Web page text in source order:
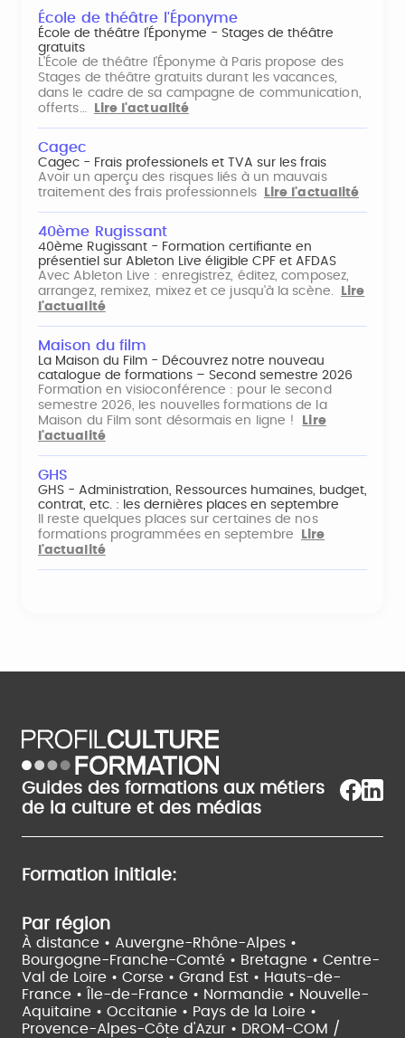
École de théâtre l'Éponyme
École de théâtre l'Éponyme - Stages de théâtre
gratuits
L'École de théâtre l'Éponyme à Paris propose des
Stages de théâtre gratuits durant les vacances,
dans le cadre de sa campagne de communication,
offerts…
Lire l'actualité
Cagec
Cagec - Frais professionels et TVA sur les frais
Avoir un aperçu des risques liés à un mauvais
traitement des frais professionnels
Lire l'actualité
40ème Rugissant
40ème Rugissant - Formation certifiante en
présentiel sur Ableton Live éligible CPF et AFDAS
Avec Ableton Live : enregistrez, éditez, composez,
arrangez, remixez, mixez et ce jusqu'à la scène.
Lire
l'actualité
Maison du film
La Maison du Film - Découvrez notre nouveau
catalogue de formations – Second semestre 2026
Formation en visioconférence : pour le second
semestre 2026, les nouvelles formations de la
Maison du Film sont désormais en ligne !
Lire
l'actualité
GHS
GHS - Administration, Ressources humaines, budget,
contrat, etc. : les dernières places en septembre
Il reste quelques places sur certaines de nos
formations programmées en septembre
Lire
l'actualité
Guides des formations aux métiers
de la culture et des médias
Formation initiale:
Par région
À distance • Auvergne-Rhône-Alpes •
Bourgogne-Franche-Comté • Bretagne • Centre-
Val de Loire • Corse • Grand Est • Hauts-de-
France •
Île-de-France • Normandie • Nouvelle-
Aquitaine • Occitanie • Pays de la Loire •
Provence-Alpes-Côte d'Azur • DROM-COM /